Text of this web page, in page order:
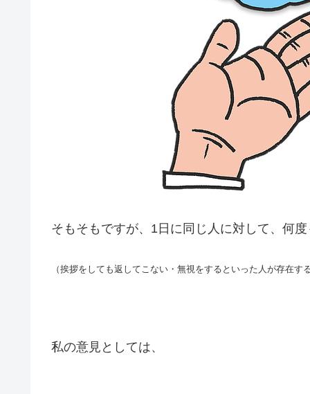
そもそもですが、1日に同じ人に対して、何
（挨拶をしても返してこない・無視をするといった人が存在
私の意見としては、